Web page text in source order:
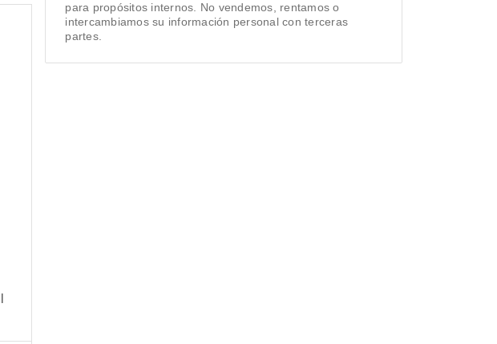
para propósitos internos. No vendemos, rentamos o
intercambiamos su información personal con terceras
partes.